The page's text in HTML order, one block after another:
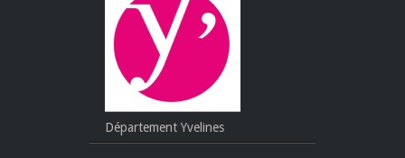
Département Yvelines